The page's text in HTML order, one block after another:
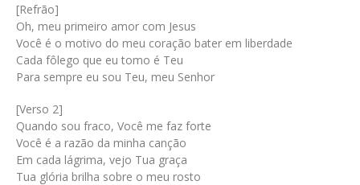
[Refrão]
Oh, meu primeiro amor com Jesus
Você é o motivo do meu coração bater em liberdade
Cada fôlego que eu tomo é Teu
Para sempre eu sou Teu, meu Senhor
[Verso 2]
Quando sou fraco, Você me faz forte
Você é a razão da minha canção
Em cada lágrima, vejo Tua graça
Tua glória brilha sobre o meu rosto